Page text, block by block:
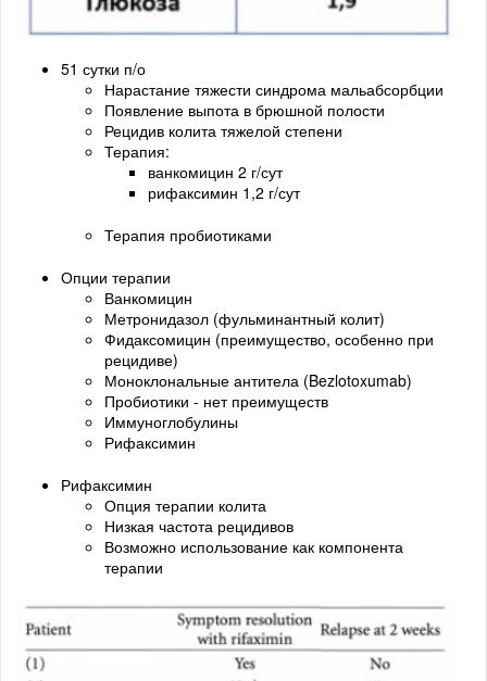
51 сутки п/о
Нарастание тяжести синдрома мальабсорбции
Появление выпота в брюшной полости
Рецидив колита тяжелой степени
Терапия:
ванкомицин 2 г/сут
рифаксимин 1,2 г/сут
Терапия пробиотиками
Опции терапии
Ванкомицин
Метронидазол (фульминантный колит)
Фидаксомицин (преимущество, особенно при
рецидиве)
Моноклональные антитела (Bezlotoxumab)
Пробиотики - нет преимуществ
Иммуноглобулины
Рифаксимин
Рифаксимин
Опция терапии колита
Низкая частота рецидивов
Возможно использование как компонента
терапии